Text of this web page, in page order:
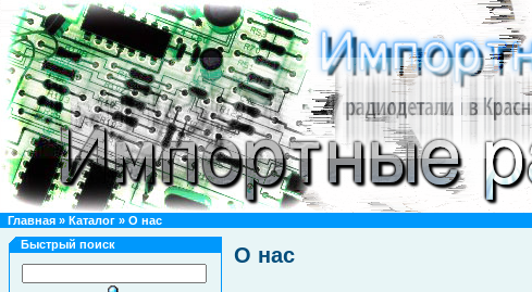
Главная » Каталог » О нас
Быстрый поиск
О нас